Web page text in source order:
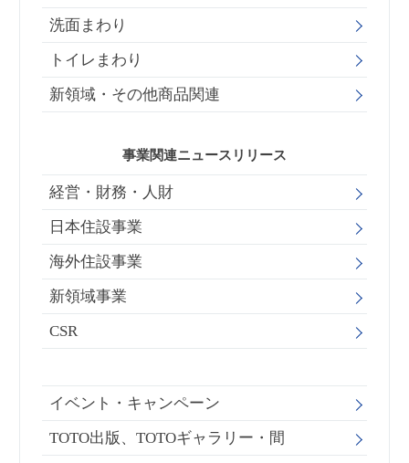
洗面まわり
トイレまわり
新領域・その他商品関連
事業関連ニュースリリース
経営・財務・人財
日本住設事業
海外住設事業
新領域事業
CSR
イベント・キャンペーン
TOTO出版、TOTOギャラリー・間